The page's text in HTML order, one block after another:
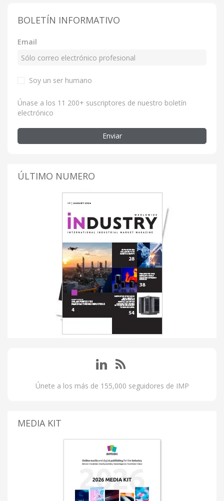
BOLETÍN INFORMATIVO
Email
Soy un ser humano
Únase a los 11 200+ suscriptores de nuestro boletín
electrónico
Enviar
ÚLTIMO NUMERO
Únete a los más de 155,000 seguidores de IMP
MEDIA KIT